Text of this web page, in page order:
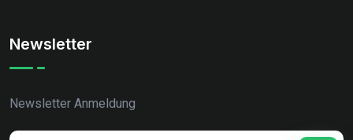
Newsletter
Newsletter Anmeldung